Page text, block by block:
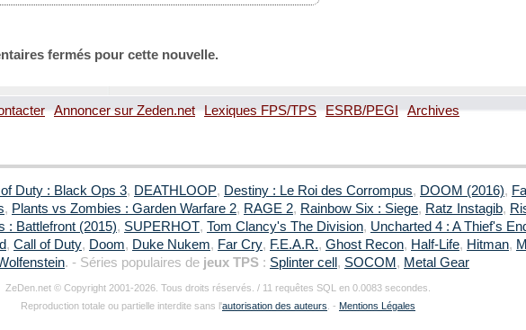
fermés pour cette nouvelle.
Annoncer sur Zeden.net Lexiques FPS/TPS ESRB/PEGI
Archives
Duty : Black Ops 3, DEATHLOOP, Destiny : Le Roi des Corrompus, DOOM (2016),
, Plants vs Zombies : Garden Warfare 2, RAGE 2, Rainbow Six : Siege, Ratz Instagib,
: Battlefront (2015), SUPERHOT, Tom Clancy's The Division, Uncharted 4 : A Thief's
, Call of Duty, Doom, Duke Nukem, Far Cry, F.E.A.R., Ghost Recon, Half-Life, Hitman,
. - Séries populaires de jeux TPS : Splinter cell , SOCOM , Metal Gear
ZeDen.net © Copyright 2001-2026. Tous droits réservés. / 11 requêtes SQL en 0.0083 secondes.
Reproduction totale ou partielle interdite sans l'autorisation des auteurs . - Mentions Légales